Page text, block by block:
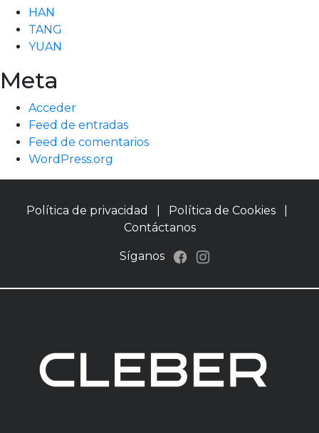
HAN
TANG
YUAN
Meta
Acceder
Feed de entradas
Feed de comentarios
WordPress.org
Política de privacidad Política de Cookies
Contáctanos
Síganos